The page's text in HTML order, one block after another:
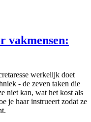
vakmensen:
werkelijk doet
- de zeven taken die
niet kan, wat het kost als
je haar instrueert zodat ze